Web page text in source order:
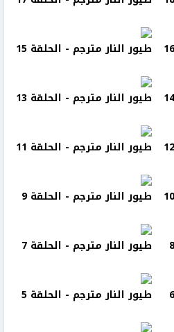
طيور النار مترجم - الحلقة 15
طيور النار مترجم - الحلقة 13
طيور النار مترجم - الحلقة 11
طيور النار مترجم - الحلقة 9
طيور النار مترجم - الحلقة 7
طيور النار مترجم - الحلقة 5